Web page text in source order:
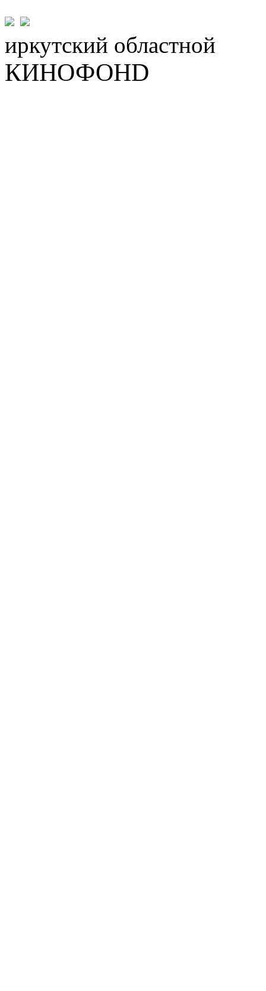
иркутский областной
КИНОФОНD